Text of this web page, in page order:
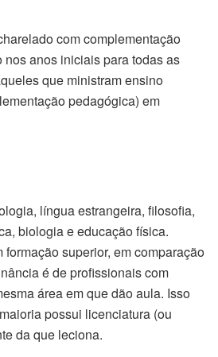
com complementação
anos iniciais para todas as
que ministram ensino
pedagógica) em
língua estrangeira, filosofia,
biologia e educação física.
superior, em comparação
é de profissionais com
área em que dão aula. Isso
possui licenciatura (ou
da que leciona.